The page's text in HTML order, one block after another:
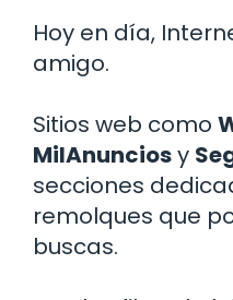
Hoy en día,
amigo.
Sitios web como
MilAnunciosy
secciones
remolques que
buscas.